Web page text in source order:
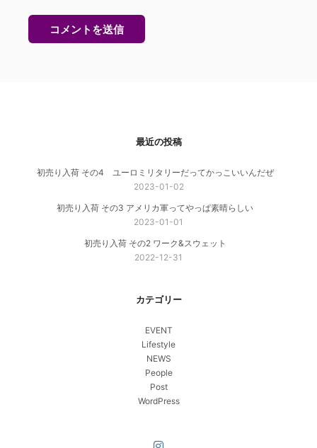
最近の投稿
初売り入荷 その4 ユーロミリタリーだってかっこいいんだぜ
2023-01-02
初売り入荷 その3 アメリカ軍ってやっぱ素晴らしい
2023-01-01
初売り入荷 その2 ワーク&スウェット
2022-12-31
カテゴリー
EVENT
Lifestyle
NEWS
People
Post
WordPress